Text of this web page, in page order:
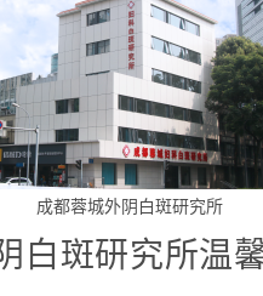
成都蓉城外阴白斑研究所
白斑研究所温